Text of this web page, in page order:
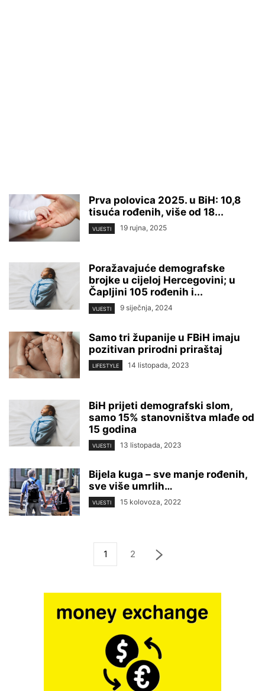
Prva polovica 2025. u BiH: 10,8
tisuća rođenih, više od 18...
VIJESTI 19 rujna, 2025
Poražavajuće demografske
brojke u cijeloj Hercegovini; u
Čapljini 105 rođenih i...
VIJESTI 9 siječnja, 2024
Samo tri županije u FBiH imaju
pozitivan prirodni priraštaj
LIFESTYLE 14 listopada, 2023
BiH prijeti demografski slom,
samo 15% stanovništva mlađe od
15 godina
VIJESTI 13 listopada, 2023
Bijela kuga – sve manje rođenih,
sve više umrlih…
VIJESTI 15 kolovoza, 2022
1 2